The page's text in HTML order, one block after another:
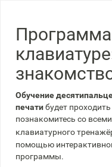
Обучение
печатибудет
познакомитесь со
клавиатурного
помощью
программы.